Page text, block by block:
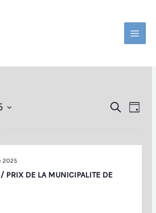
MAIN
Recherche
RECHERCHE
JOUR
2025
PRIX DE LA MUNICIPALITE DE